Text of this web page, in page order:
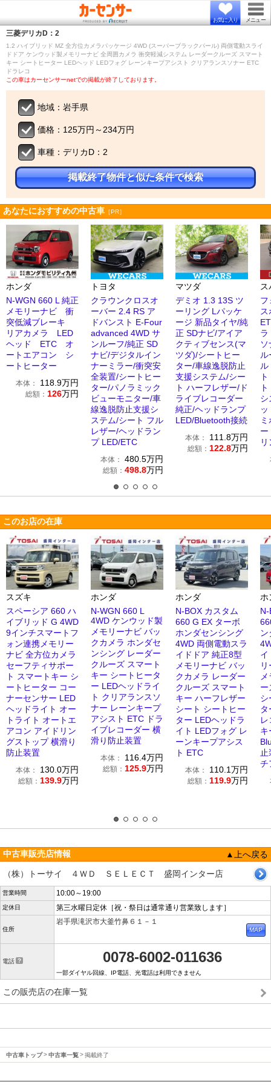
お気に入り メニュー
三菱デリカD：2
1.2 ハイブリッド MZ 全方位カメラパッケージ 4WD (スーパーブラックパール) 両側電動スライ
ドドア ケンウッド製メモリーナビ 全周囲カメラ 衝突軽減システム レーダークルーズ スマート
キー シートヒーター LEDヘッド LEDフォグ レーンキープアシスト クリアランスソナー ETC
ドラレコ
この車はカーセンサーnetでの掲載が終了しております。
地域：岩手県
価格：125万円～234万円
車種：デリカD：2
掲載終了物件と似た条件で検索
あなたにおすすめの中古車 ［PR］
ホンダ
N-WGN 660 L 純正
メモリーナビ 衝
突低減ブレーキ
リアカメラ LED
ヘッド ETC オ
ートエアコン シ
ートヒーター
本体： 118.9万円
総額： 126万円
トヨタ
クラウンクロスオ
ーバー 2.4 RS ア
ドバンスト E-Four
advanced 4WD サ
ンルーフ/純正 SD
ナビ/デジタルイン
ナーミラー/衝突安
全装置/シートヒー
ター/パノラミック
ビューモニター/車
線逸脱防止支援シ
ステム/シート フル
レザー/ヘッドラン
プ LED/ETC
本体： 480.5万円
総額： 498.8万円
マツダ
デミオ 1.3 13S ツ
ーリング Lパッケ
ージ 新品タイヤ/純
正 SDナビ/アイア
クティブセンス(マ
ツダ)/シートヒー
ター/車線逸脱防止
支援システム/シー
ト ハーフレザー/ド
ライブレコーダー
純正/ヘッドランプ
LED/Bluetooth接続
本体： 111.8万円
総額： 122.8万円
ス
フ
このお店の在庫
スズキ
スペーシア 660 ハ
イブリッド G 4WD
9インチスマートフ
ォン連携メモリー
ナビ 全方位カメラ
セーフティサポー
ト スマートキー シ
ートヒーター コー
ナーセンサー LED
ヘッドライト オー
トライト オートエ
アコン アイドリン
グストップ 横滑り
防止装置
本体： 130.0万円
総額： 139.9万円
ホンダ
N-WGN 660 L
4WD ケンウッド製
メモリーナビ バッ
クカメラ ホンダセ
ンシング レーダー
クルーズ スマート
キー シートヒータ
ー LEDヘッドライ
ト クリアランスソ
ナー レーンキープ
アシスト ETC ドラ
イブレコーダー 横
滑り防止装置
本体： 116.4万円
総額： 125.9万円
ホンダ
N-BOX カスタム
660 G EX ターボ
ホンダセンシング
4WD 両側電動スラ
イドドア 純正8型
メモリーナビ バッ
クカメラ レーダー
クルーズ スマート
キー ハーフレザー
シート シートヒー
ター LEDヘッドラ
イト LEDフォグ レ
ーンキープアシス
ト ETC
本体： 110.1万円
総額： 119.9万円
ホ
イ
ー
シ
キ
チ
中古車販売店情報
▲上へ戻る
（株）トーサイ ４ＷＤ ＳＥＬＥＣＴ 盛岡インター店
営業時間 10:00～19:00
定休日 第三水曜日定休［祝・祭日は通常通り営業致します］
住所
岩手県滝沢市大釜竹鼻６１－１
電話 0078-6002-011636
一部ダイヤル回線、IP電話、光電話は利用できません
この販売店の在庫一覧
中古車トップ 中古車一覧 掲載終了